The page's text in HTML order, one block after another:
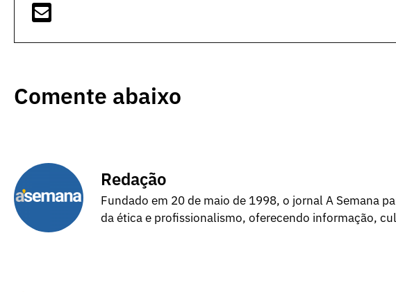
Comente abaixo
Redação
Fundado em 20 de maio de 1998, o jornal A Semana
da ética e profissionalismo, oferecendo informação,